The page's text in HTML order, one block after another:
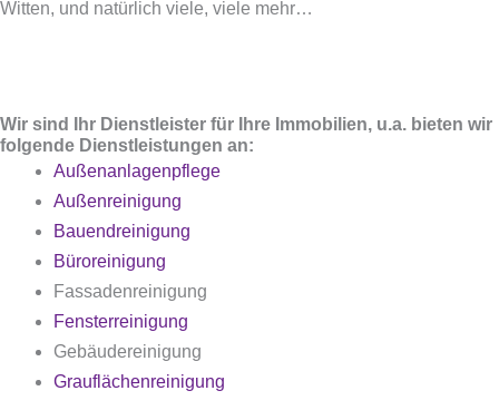
Witten, und natürlich viele, viele mehr…
Wir sind Ihr Dienstleister für Ihre Immobilien, u.a. bieten wir
folgende Dienstleistungen an:
Außenanlagenpflege
Außenreinigung
Bauendreinigung
Büroreinigung
Fassadenreinigung
Fensterreinigung
Gebäudereinigung
Grauflächenreinigung